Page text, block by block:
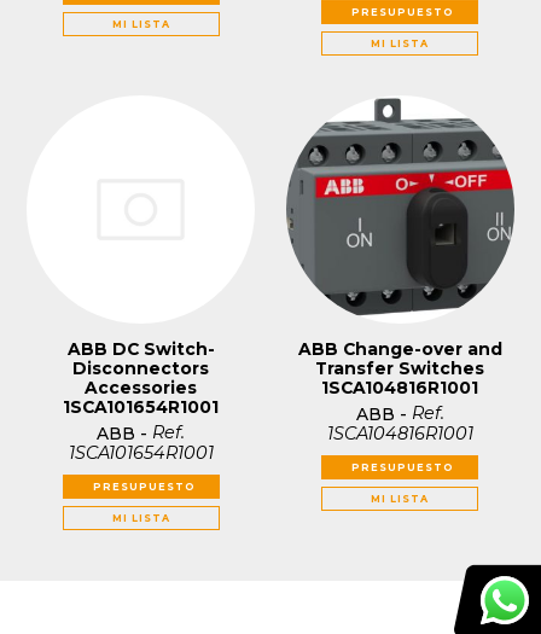
MI LISTA
PRESUPUESTO
MI LISTA
ABB DC Switch-
Disconnectors
Accessories
1SCA101654R1001
ABB - Ref.
1SCA101654R1001
PRESUPUESTO
MI LISTA
ABB Change-over and
Transfer Switches
1SCA104816R1001
ABB - Ref.
1SCA104816R1001
PRESUPUESTO
MI LISTA